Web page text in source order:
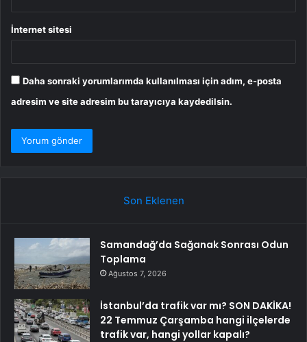
İnternet sitesi
Daha sonraki yorumlarımda kullanılması için adım, e-posta
adresim ve site adresim bu tarayıcıya kaydedilsin.
Son Eklenen
Samandağ’da Sağanak Sonrası Odun
Toplama
Ağustos 7, 2026
İstanbul’da trafik var mı? SON DAKİKA!
22 Temmuz Çarşamba hangi ilçelerde
trafik var, hangi yollar kapalı?